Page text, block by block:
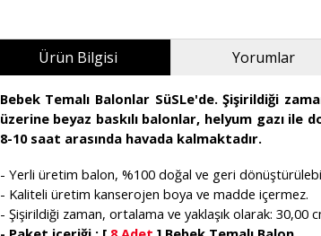
Ürün Bilgisi Yorumlar
Bebek Temalı Balonlar SüSLe'de. Şişirildiği
üzerine beyaz baskılı balonlar, helyum gazı ile
8-10 saat arasında havada kalmaktadır.
- Yerli üretim balon, %100 doğal ve geri
- Kaliteli üretim kanserojen boya ve madde içermez.
- Şişirildiği zaman, ortalama ve yaklaşık olarak: 30,00